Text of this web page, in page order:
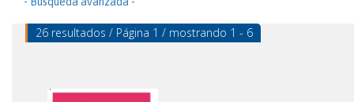
26 resultados / Página 1 / mostrando 1 - 6